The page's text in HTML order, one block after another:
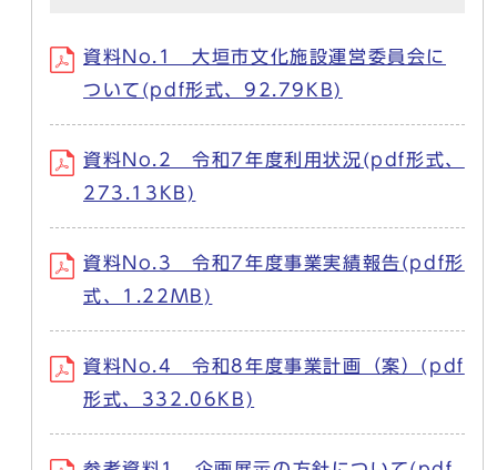
資料No.1 大垣市文化施設運営委員会に
ついて(pdf形式、92.79KB)
資料No.2 令和7年度利用状況(pdf形式、
273.13KB)
資料No.3 令和7年度事業実績報告(pdf形
式、1.22MB)
資料No.4 令和8年度事業計画（案）(pdf
形式、332.06KB)